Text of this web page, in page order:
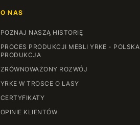
O NAS
POZNAJ NASZĄ HISTORIĘ
PROCES PRODUKCJI MEBLI YRKE - POLSKA
PRODUKCJA
ZRÓWNOWAŻONY ROZWÓJ
YRKE W TROSCE O LASY
CERTYFIKATY
OPINIE KLIENTÓW